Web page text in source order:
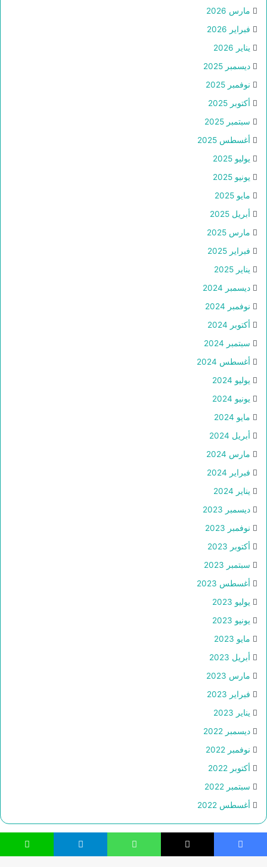
مارس 2026
فبراير 2026
يناير 2026
ديسمبر 2025
نوفمبر 2025
أكتوبر 2025
سبتمبر 2025
أغسطس 2025
يوليو 2025
يونيو 2025
مايو 2025
أبريل 2025
مارس 2025
فبراير 2025
يناير 2025
ديسمبر 2024
نوفمبر 2024
أكتوبر 2024
سبتمبر 2024
أغسطس 2024
يوليو 2024
يونيو 2024
مايو 2024
أبريل 2024
مارس 2024
فبراير 2024
يناير 2024
ديسمبر 2023
نوفمبر 2023
أكتوبر 2023
سبتمبر 2023
أغسطس 2023
يوليو 2023
يونيو 2023
مايو 2023
أبريل 2023
مارس 2023
فبراير 2023
يناير 2023
ديسمبر 2022
نوفمبر 2022
أكتوبر 2022
سبتمبر 2022
أغسطس 2022
فيسبوك ‫X واتساب تيلقرام لاين